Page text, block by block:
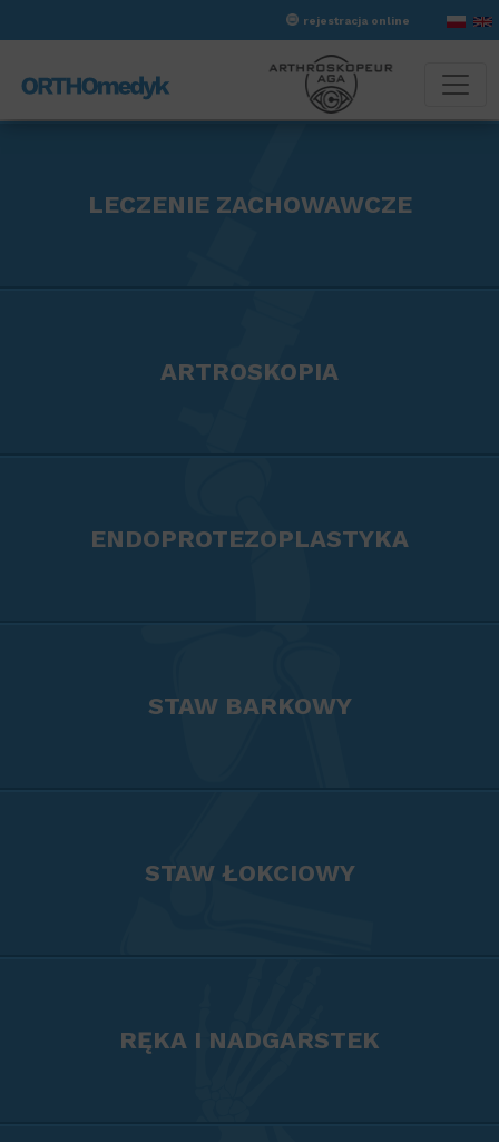
rejestracja online
LECZENIE ZACHOWAWCZE
ARTROSKOPIA
ENDOPROTEZOPLASTYKA
STAW BARKOWY
STAW ŁOKCIOWY
RĘKA I NADGARSTEK